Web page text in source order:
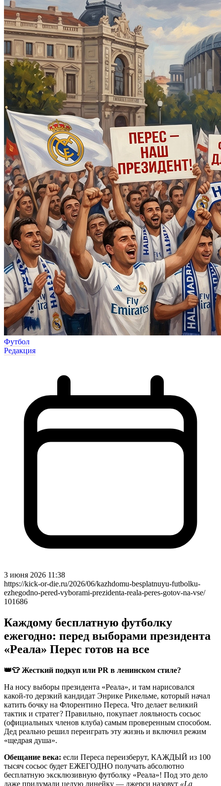
Футбол
Редакция
3 июня 2026 11:38
https://kick-or-die.ru/2026/06/kazhdomu-besplatnuyu-futbolku-
ezhegodno-pered-vyborami-prezidenta-reala-peres-gotov-na-vse/
101686
Каждому бесплатную футболку
ежегодно: перед выборами президента
«Реала» Перес готов на все
👑👕 Жесткий подкуп или PR в ленинском стиле?
На носу выборы президента «Реала», и там нарисовался
какой-то дерзкий кандидат Энрике Рикельме, который начал
катить бочку на Флорентино Переса. Что делает великий
тактик и стратег? Правильно, покупает лояльность сосьос
(официальных членов клуба) самым проверенным способом.
Дед реально решил переиграть эту жизнь и включил режим
«щедрая душа».
Обещание века: если Переса переизберут, КАЖДЫЙ из 100
тысяч сосьос будет ЕЖЕГОДНО получать абсолютно
бесплатную эксклюзивную футболку «Реала»! Под это дело
даже придумали целую линейку — джерси назовут «La